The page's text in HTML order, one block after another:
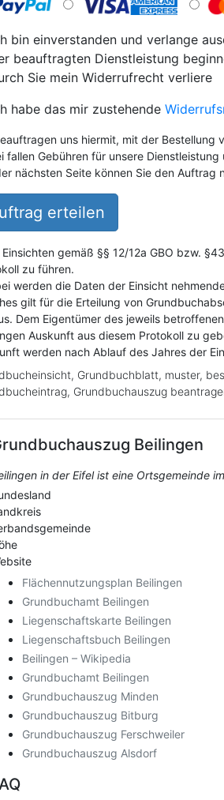
bin einverstanden und verlange
beauftragten Dienstleistung
Sie mein Widerrufrecht verliere
habe das mir zustehende
uns hiermit, mit der Bestellung
fallen Gebühren für unsere
nächsten Seite können Sie den Auftrag
erteilen
Einsichten gemäß §§ 12/12a GBO bzw.
zu führen.
werden die Daten der Einsicht
gilt für die Erteilung von
Dem Eigentümer des jeweils
Auskunft aus diesem Protokoll zu
werden nach Ablauf des Jahres der
Grundbuchblatt, muster,
Grundbuchauszug
Beilingen
in der Eifel ist eine Ortsgemeinde
Flächennutzungsplan Beilingen
Grundbuchamt Beilingen
Liegenschaftskarte Beilingen
Liegenschaftsbuch Beilingen
Beilingen – Wikipedia
Grundbuchamt Beilingen
Grundbuchauszug Minden
Grundbuchauszug Bitburg
Grundbuchauszug Ferschweiler
Grundbuchauszug Alsdorf